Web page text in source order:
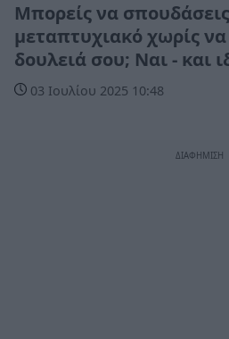
Μπορείς να
μεταπτυχιακό χωρίς
δουλειά σου; Ναι - και
03 Ιουλίου 2025 10:48